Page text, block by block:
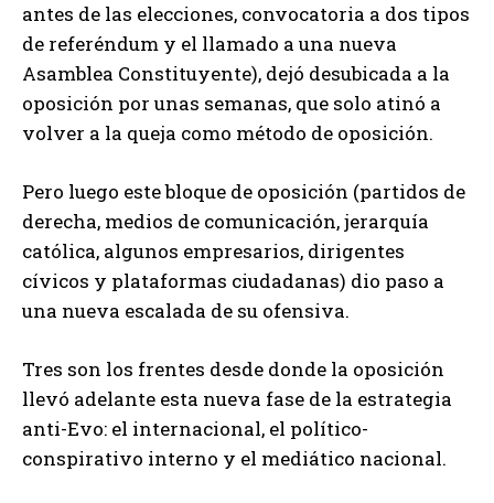
antes de las elecciones, convocatoria a dos tipos
de referéndum y el llamado a una nueva
Asamblea Constituyente), dejó desubicada a la
oposición por unas semanas, que solo atinó a
volver a la queja como método de oposición.
Pero luego este bloque de oposición (partidos de
derecha, medios de comunicación, jerarquía
católica, algunos empresarios, dirigentes
cívicos y plataformas ciudadanas) dio paso a
una nueva escalada de su ofensiva.
Tres son los frentes desde donde la oposición
llevó adelante esta nueva fase de la estrategia
anti-Evo: el internacional, el político-
conspirativo interno y el mediático nacional.